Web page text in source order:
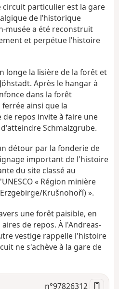
n
circuit particulier est la gare
de l’historique
musée a été reconstruit
et perpétue l’histoire
longe la lisière de la forêt et
Après le hangar à
dans la forêt
ainsi que la
de repos invite à faire une
Schmalzgrube.
détour par la fonderie de
important de l'histoire
du site classé au
« Région minière
Krušnohoří) ».
une forêt paisible, en
de repos. À l'Andreas-
vestige rappelle l'histoire
ne s'achève à la gare de
n°97826312